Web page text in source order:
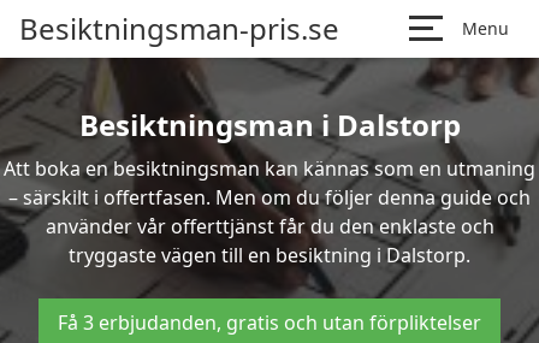
Besiktningsman-pris.se Menu
Besiktningsman i Dalstorp
Att boka en besiktningsman kan kännas som en utmaning
– särskilt i offertfasen. Men om du följer denna guide och
använder vår offerttjänst får du den enklaste och
tryggaste vägen till en besiktning i Dalstorp.
Få 3 erbjudanden, gratis och utan förpliktelser